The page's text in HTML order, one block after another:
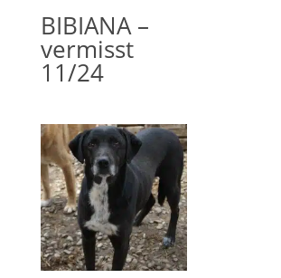
BIBIANA –
vermisst
11/24